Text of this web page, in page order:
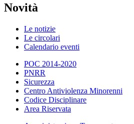
Novità
Le notizie
Le circolari
Calendario eventi
POC 2014-2020
PNRR
Sicurezza
Centro Antiviolenza Minorenni
Codice Disciplinare
Area Riservata